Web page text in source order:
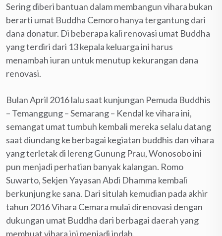
Sering diberi bantuan dalam membangun vihara bukan
berarti umat Buddha Cemoro hanya tergantung dari
dana donatur. Di beberapa kali renovasi umat Buddha
yang terdiri dari 13 kepala keluarga ini harus
menambah iuran untuk menutup kekurangan dana
renovasi.
Bulan April 2016 lalu saat kunjungan Pemuda Buddhis
– Temanggung – Semarang – Kendal ke vihara ini,
semangat umat tumbuh kembali mereka selalu datang
saat diundang ke berbagai kegiatan buddhis dan vihara
yang terletak di lereng Gunung Prau, Wonosobo ini
pun menjadi perhatian banyak kalangan. Romo
Suwarto, Sekjen Yayasan Abdi Dhamma kembali
berkunjung ke sana. Dari situlah kemudian pada akhir
tahun 2016 Vihara Cemara mulai direnovasi dengan
dukungan umat Buddha dari berbagai daerah yang
membuat vihara ini menjadi indah.